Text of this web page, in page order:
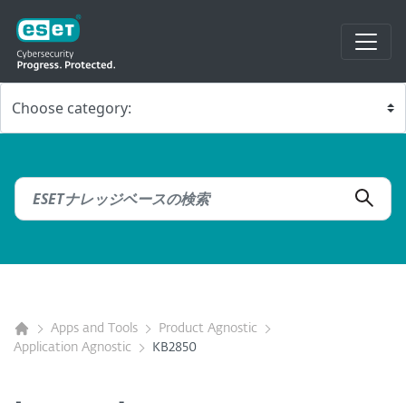
Apps and Tools
Product Agnostic
Application Agnostic
KB2850